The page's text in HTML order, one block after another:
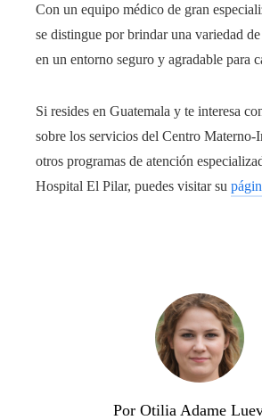
Con un equipo médico de gran
se distingue por brindar una variedad de
en un entorno seguro y agradable para
Si resides en Guatemala y te interesa
sobre los servicios del Centro
otros programas de atención
Hospital El Pilar, puedes visitar su
Por Otilia Adame